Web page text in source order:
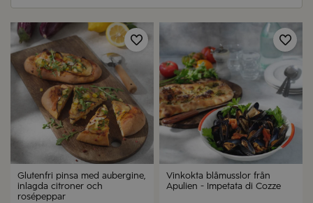
Glutenfri pinsa med aubergine,
inlagda citroner och
rosépeppar
Vinkokta blåmusslor från
Apulien - Impetata di Cozze